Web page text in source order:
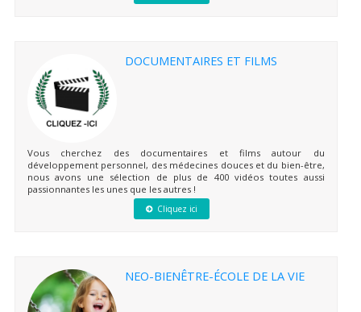
DOCUMENTAIRES ET FILMS
Vous cherchez des documentaires et films autour du
développement personnel, des médecines douces et du bien-être,
nous avons une sélection de plus de 400 vidéos toutes aussi
passionnantes les unes que les autres !
Cliquez ici
NEO-BIENÊTRE-ÉCOLE DE LA VIE